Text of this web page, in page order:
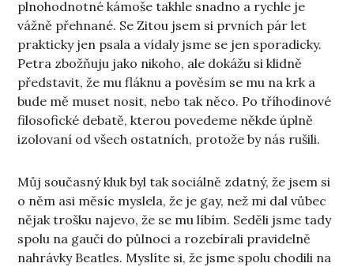
plnohodnotné kámoše takhle snadno a rychle je
vážně přehnané. Se Zitou jsem si prvních pár let
prakticky jen psala a vídaly jsme se jen sporadicky.
Petra zbožňuju jako nikoho, ale dokážu si klidně
představit, že mu fláknu a pověsím se mu na krk a
bude mě muset nosit, nebo tak něco. Po tříhodinové
filosofické debatě, kterou povedeme někde úplně
izolovaní od všech ostatních, protože by nás rušili.
Můj současný kluk byl tak sociálně zdatný, že jsem si
o něm asi měsíc myslela, že je gay, než mi dal vůbec
nějak trošku najevo, že se mu líbím. Seděli jsme tady
spolu na gauči do půlnoci a rozebírali pravidelně
nahrávky Beatles. Myslíte si, že jsme spolu chodili na